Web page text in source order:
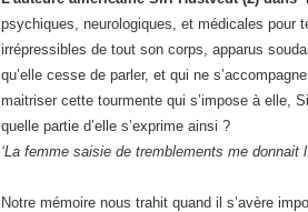
psychiques, neurologiques, et médicales pour
irrépressibles de tout son corps, apparus
qu’elle cesse de parler, et qui ne
maitriser cette tourmente qui s’impose à elle,
quelle partie d’elle s’exprime ainsi ?
‘La femme saisie de tremblements me donnait
Notre mémoire nous trahit quand il s’avère